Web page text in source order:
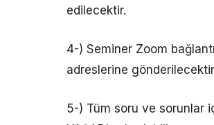
edilecektir.
4-) Seminer Zoom
adreslerine
5-) Tüm soru ve sorunlar